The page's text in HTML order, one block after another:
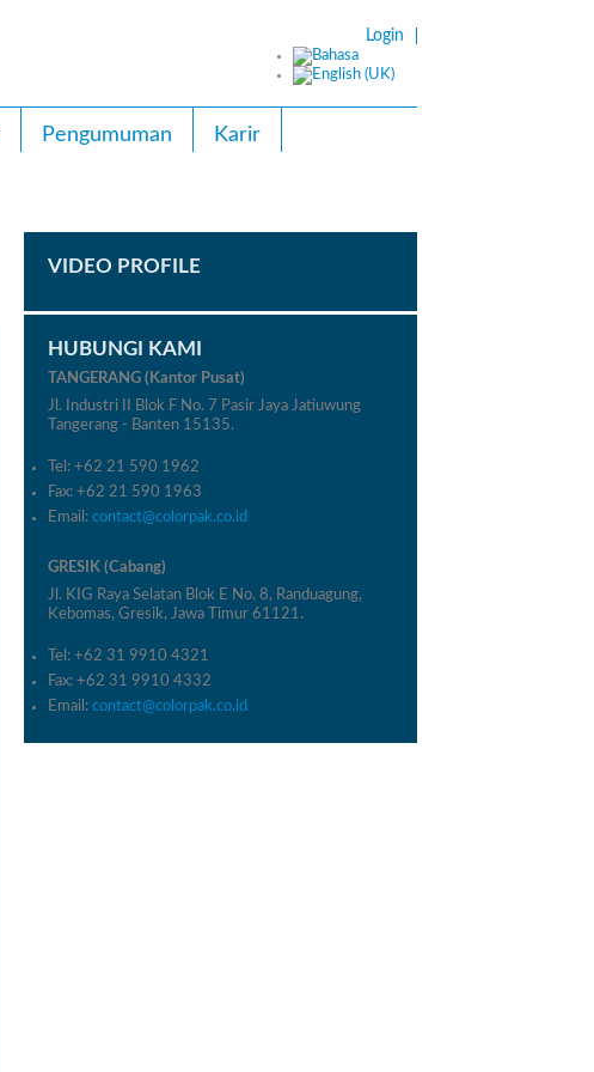
Login
Pengumuman Karir
VIDEO PROFILE
HUBUNGI KAMI
TANGERANG (Kantor Pusat)
Jl. Industri II Blok F No. 7 Pasir Jaya Jatiuwung
Tangerang - Banten 15135.
Tel: +62 21 590 1962
Fax: +62 21 590 1963
Email: contact@colorpak.co.id
GRESIK (Cabang)
Jl. KIG Raya Selatan Blok E No. 8, Randuagung,
Kebomas, Gresik, Jawa Timur 61121.
Tel: +62 31 9910 4321
Fax: +62 31 9910 4332
Email: contact@colorpak.co.id